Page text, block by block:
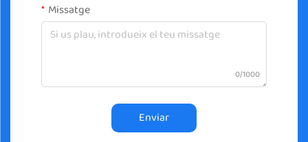
Missatge
0/1000
Enviar